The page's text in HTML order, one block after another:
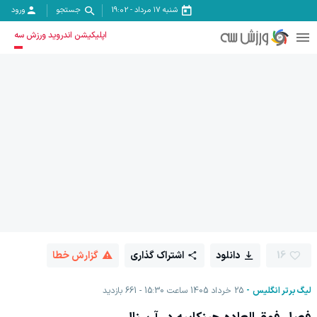
شنبه ۱۷ مرداد -
19:02 جستجو ورود
اپلیکیشن اندروید ورزش سه
لیگ برتر انگلیس 25 خرداد 1405 ساعت 15:30 661 بازدید
16 دانلود اشتراک گذاری گزارش خطا